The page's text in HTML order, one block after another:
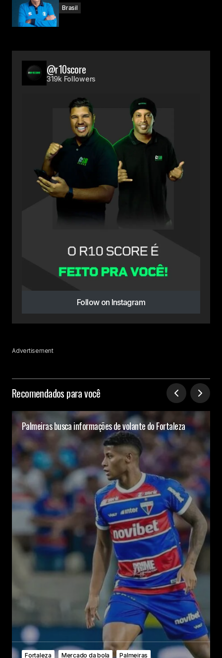
Brasil
@r10score
319k Followers
Follow on Instagram
Advertisement
Recomendados para você
Palmeiras busca informações de volante do Fortaleza
Fortaleza Mercado da bola Palmeiras